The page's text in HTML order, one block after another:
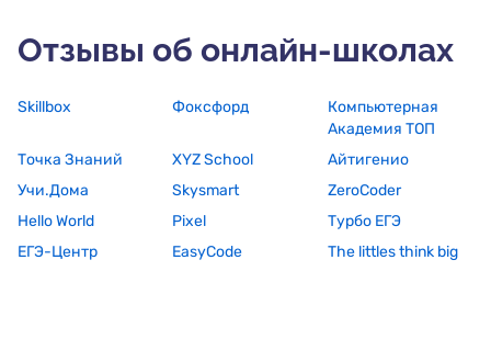
Отзывы об онлайн-школах
Skillbox Фоксфорд
Компьютерная
Академия ТОП
Точка Знаний
XYZ School
Айтигенио
Учи.Дома
Skysmart
ZeroCoder
Hello World
Pixel
Турбо ЕГЭ
ЕГЭ-Центр
EasyCode The littles think big